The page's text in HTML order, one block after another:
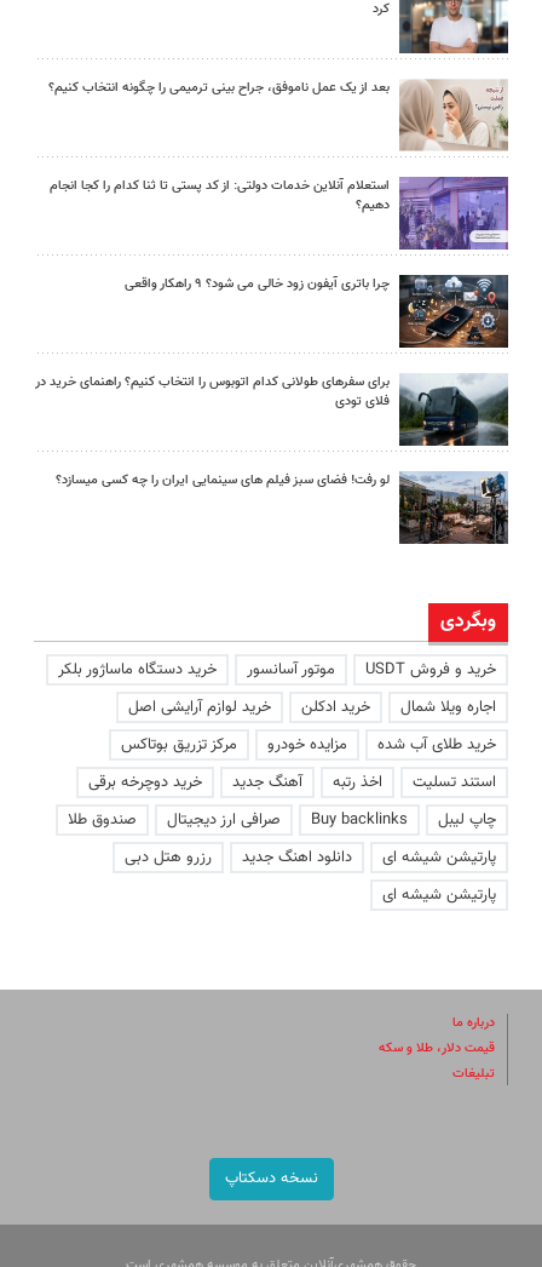
کرد
بعد از یک عمل ناموفق، جراح بینی ترمیمی را چگونه انتخاب کنیم؟
استعلام آنلاین خدمات دولتی: از کد پستی تا ثنا کدام را کجا انجام
دهیم؟
چرا باتری آیفون زود خالی می شود؟ ۹ راهکار واقعی
برای سفرهای طولانی کدام اتوبوس را انتخاب کنیم؟ راهنمای خرید در
فلای تودی
لو رفت! فضای سبز فیلم های سینمایی ایران را چه کسی میسازد؟
وبگردی
خرید و فروش USDT موتور آسانسور
خرید دستگاه ماساژور بلکر
اجاره ویلا شمال
خرید ادکلن
خرید لوازم آرایشی اصل
خرید طلای آب شده
مزایده خودرو
مرکز تزریق بوتاکس
استند تسلیت
اخذ رتبه آهنگ جدید
خرید دوچرخه برقی
چاپ لیبل
Buy backlinks صرافی ارز دیجیتال
صندوق طلا
پارتیشن شیشه ای
دانلود اهنگ جدید
رزرو هتل دبی
پارتیشن شیشه ای
درباره ما
قیمت دلار، طلا و سکه
تبلیغات
نسخه دسکتاپ